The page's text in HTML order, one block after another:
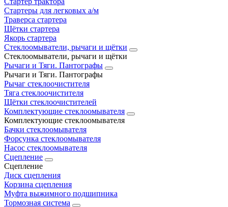
Стартеры для легковых а/м
Траверса стартера
Щётки стартера
Якорь стартера
Стеклоомыватели, рычаги и щётки
Стеклоомыватели, рычаги и щётки
Рычаги и Тяги. Пантографы
Рычаги и Тяги. Пантографы
Рычаг стеклоочистителя
Тяга стеклоочистителя
Щётки стеклоочистителей
Комплектующие стеклоомывателя
Комплектующие стеклоомывателя
Бачки стеклоомывателя
Форсунка стеклоомывателя
Насос стеклоомывателя
Сцепление
Сцепление
Диск сцепления
Корзина сцепления
Муфта выжимного подшипника
Тормозная система